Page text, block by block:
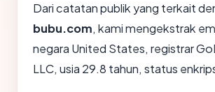
Dari catatan publik yang terkait
bubu.com, kami mengekstrak
negara United States, registrar
LLC, usia 29.8 tahun, status